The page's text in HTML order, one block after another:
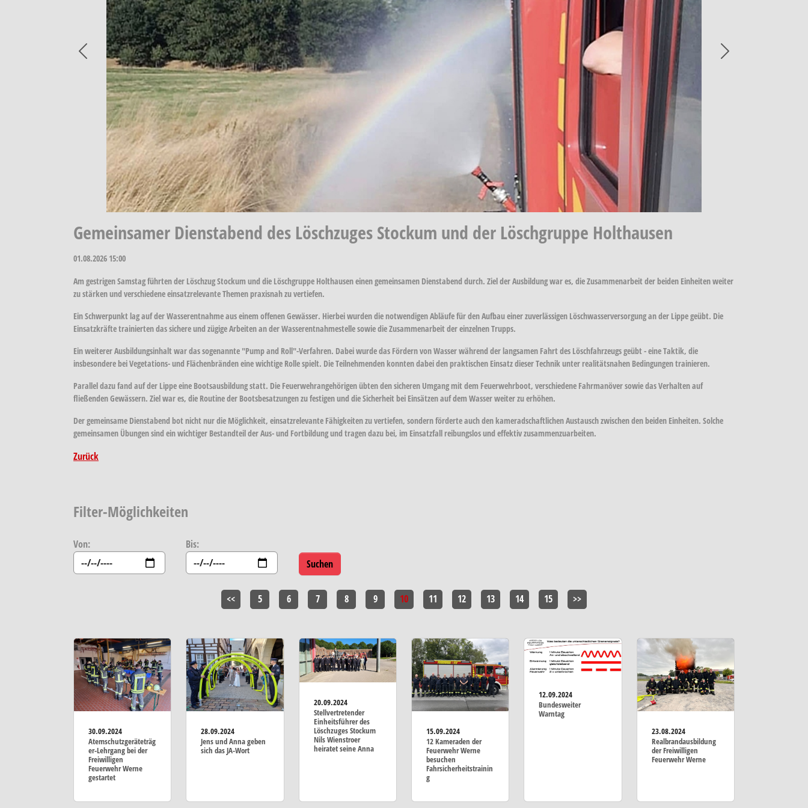
Previous
Gemeinsamer Dienstabend des Löschzuges Stockum und der Löschgruppe Holthausen
01.08.2026 15:00
Am gestrigen Samstag führten der Löschzug Stockum und die Löschgruppe Holthausen einen gemeinsamen Dienstabend durch. Ziel der Ausbildung war es, die Zusammenarbeit der beiden Einheiten weiter
zu stärken und verschiedene einsatzrelevante Themen praxisnah zu vertiefen.
Ein Schwerpunkt lag auf der Wasserentnahme aus einem offenen Gewässer. Hierbei wurden die notwendigen Abläufe für den Aufbau einer zuverlässigen Löschwasserversorgung an der Lippe geübt. Die
Einsatzkräfte trainierten das sichere und zügige Arbeiten an der Wasserentnahmestelle sowie die Zusammenarbeit der einzelnen Trupps.
Ein weiterer Ausbildungsinhalt war das sogenannte "Pump and Roll"-Verfahren. Dabei wurde das Fördern von Wasser während der langsamen Fahrt des Löschfahrzeugs geübt - eine Taktik, die
insbesondere bei Vegetations- und Flächenbränden eine wichtige Rolle spielt. Die Teilnehmenden konnten dabei den praktischen Einsatz dieser Technik unter realitätsnahen Bedingungen trainieren.
Parallel dazu fand auf der Lippe eine Bootsausbildung statt. Die Feuerwehrangehörigen übten den sicheren Umgang mit dem Feuerwehrboot, verschiedene Fahrmanöver sowie das Verhalten auf
fließenden Gewässern. Ziel war es, die Routine der Bootsbesatzungen zu festigen und die Sicherheit bei Einsätzen auf dem Wasser weiter zu erhöhen.
Der gemeinsame Dienstabend bot nicht nur die Möglichkeit, einsatzrelevante Fähigkeiten zu vertiefen, sondern förderte auch den kameradschaftlichen Austausch zwischen den beiden Einheiten. Solche
gemeinsamen Übungen sind ein wichtiger Bestandteil der Aus- und Fortbildung und tragen dazu bei, im Einsatzfall reibungslos und effektiv zusammenzuarbeiten.
Zurück
Filter-Möglichkeiten
Von: Bis:
<< 5 6 7 8 9 10 11 12 13 14 15 >>
30.09.2024
Atemschutzgeräteträg
er-Lehrgang bei der
Freiwilligen
Feuerwehr Werne
gestartet
28.09.2024
Jens und Anna geben
sich das JA-Wort
20.09.2024
Stellvertretender
Einheitsführer des
Löschzuges Stockum
Nils Wienstroer
heiratet seine Anna
15.09.2024
12 Kameraden der
Feuerwehr Werne
besuchen
Fahrsicherheitstrainin
g
12.09.2024
Bundesweiter
Warntag
23.08.2024
Realbrandausbildung
der Freiwilligen
Feuerwehr Werne